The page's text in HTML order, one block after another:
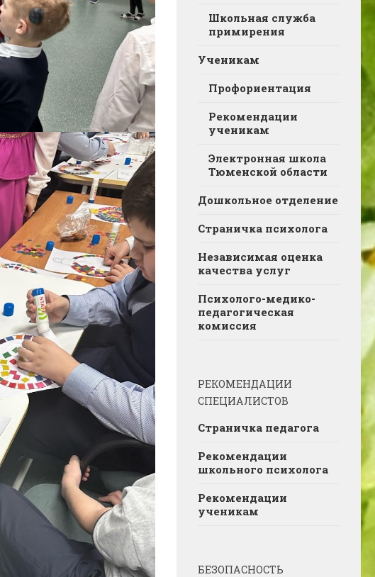
Школьная служба
примирения
Ученикам
Профориентация
Рекомендации
ученикам
Электронная школа
Тюменской области
Дошкольное отделение
Страничка психолога
Независимая оценка
качества услуг
Психолого-медико-
педагогическая
комиссия
РЕКОМЕНДАЦИИ
СПЕЦИАЛИСТОВ
Страничка педагога
Рекомендации
школьного психолога
Рекомендации
ученикам
БЕЗОПАСНОСТЬ